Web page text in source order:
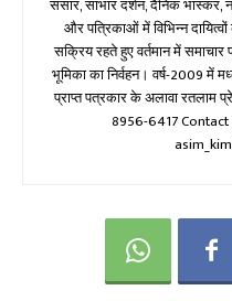
संसार, साभार दर्शन, दैनिक भास्कर,
और पत्रिकाओं में विभिन्न
सक्रिय रहते हुए वर्तमान में
भूमिका का निर्वहन। वर्ष-2009 में
प्राप्त पत्रकार के अलावा
8956-6417 Contact